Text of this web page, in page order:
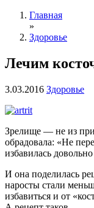
Главная
»
Здоровье
Лечим
3.03.2016 Здоровье
Зрелище — не из
обрадовала: «Не
избавилась
И она поделилась
наросты стали
избавиться и от